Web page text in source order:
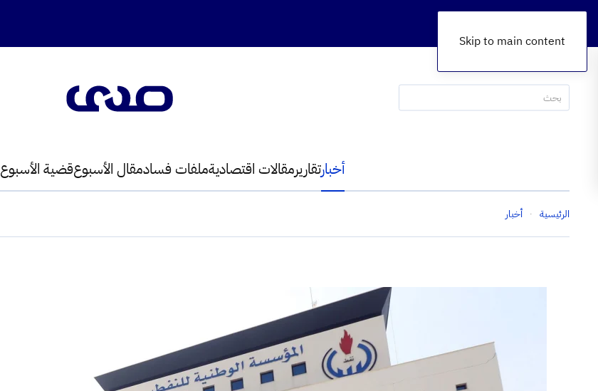
Skip to main content
أخبارتقاريرمقالات اقتصاديةملفات فسادمقال الأسبوعقضية الأسبوع
الرئيسية أخبار